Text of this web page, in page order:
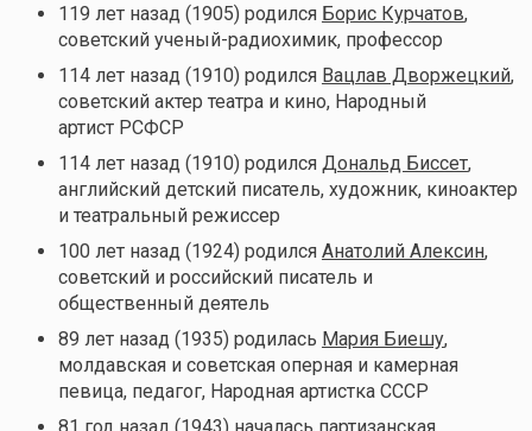
119 лет назад (1905) родился Борис Курчатов,
советский ученый-радиохимик, профессор
114 лет назад (1910) родился Вацлав Дворжецкий,
советский актер театра и кино, Народный
артист РСФСР
114 лет назад (1910) родился Дональд Биссет,
английский детский писатель, художник, киноактер
и театральный режиссер
100 лет назад (1924) родился Анатолий Алексин,
советский и российский писатель и
общественный деятель
89 лет назад (1935) родилась Мария Биешу,
молдавская и советская оперная и камерная
певица, педагог, Народная артистка СССР
81 год назад (1943) началась партизанская